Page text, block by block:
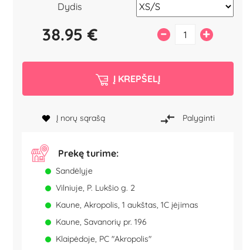
Dydis
38.95 € – +
Į KREPŠELĮ
Į norų sąrašą Palyginti
Prekę turime:
Sandėlyje
Vilniuje, P. Lukšio g. 2
Kaune, Akropolis, 1 aukštas, 1C įėjimas
Kaune, Savanorių pr. 196
Klaipėdoje, PC "Akropolis"